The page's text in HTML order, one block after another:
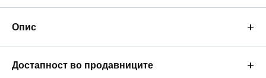
Опис +
Достапност во продавниците +